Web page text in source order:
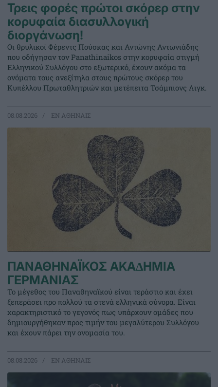
Τρεις φορές πρώτοι σκόρερ στην
κορυφαία διασυλλογική
διοργάνωση!
Οι θρυλικοί Φέρεντς Πούσκας και Αντώνης Αντωνιάδης
που οδήγησαν τον Panathinaikos στην κορυφαία στιγμή
Ελληνικού Συλλόγου στο εξωτερικό, έχουν ακόμα τα
ονόματα τους ανεξίτηλα στους πρώτους σκόρερ του
Κυπέλλου Πρωταθλητριών και μετέπειτα Τσάμπιονς Λιγκ.
08.08.2026 EΝ ΑΘΗΝΑΙΣ
ΠΑΝΑΘΗΝΑΪΚΟΣ ΑΚΑ∆ΗΜΙΑ
ΓΕΡΜΑΝΙΑΣ
Το μέγεθος του Παναθηναϊκού είναι τεράστιο και έχει
ξεπεράσει προ πολλού τα στενά ελληνικά σύνορα. Είναι
χαρακτηριστικό το γεγονός πως υπάρχουν ομάδες που
δημιουργήθηκαν προς τιμήν του μεγαλύτερου Συλλόγου
και έχουν πάρει την ονομασία του.
08.08.2026 EΝ ΑΘΗΝΑΙΣ